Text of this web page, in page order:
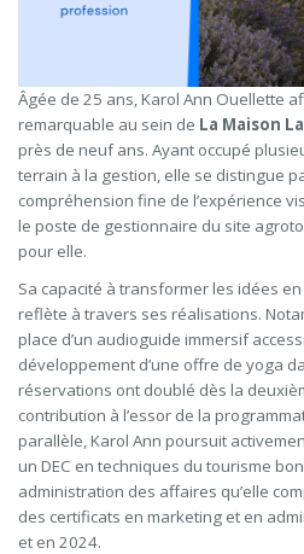
Âgée de 25 ans, Karol Ann Ouellette
remarquable au sein de La Maison
près de neuf ans. Ayant occupé
terrain à la gestion, elle se distingue
compréhension fine de l’expérience
le poste de gestionnaire du site
pour elle.
Sa capacité à transformer les idées
reflète à travers ses réalisations.
place d’un audioguide immersif
développement d’une offre de yoga
réservations ont doublé dès la
contribution à l’essor de la
parallèle, Karol Ann poursuit
un DEC en techniques du tourisme
administration des affaires qu’elle
des certificats en marketing et en
et en 2024.